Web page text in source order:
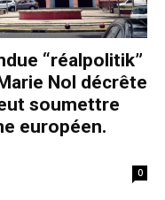
“réalpolitik”
Nol décrête
soumettre
européen.
0